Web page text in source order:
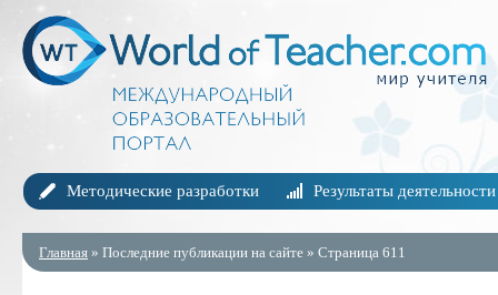
Методические разработки Результаты деятельности
Главная » Последние публикации на сайте » Страница 611